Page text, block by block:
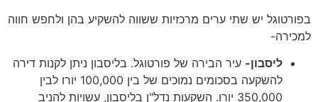
בפורטוגל יש שתי ערים מרכזיות ששווה להשקיע בהן ולחפש חווה
למכירה-
ליסבון- עיר הבירה של פורטוגל. בליסבון ניתן לקנות דירה
להשקעה בסכומים נמוכים של בין 100,000 יורו לבין
350,000 יורו. השקעות נדל"ן בליסבון, עשויות להניב